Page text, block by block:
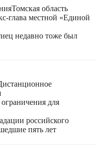
Томская область
глава местной «Единой
недавно тоже был
для
российского
пять лет